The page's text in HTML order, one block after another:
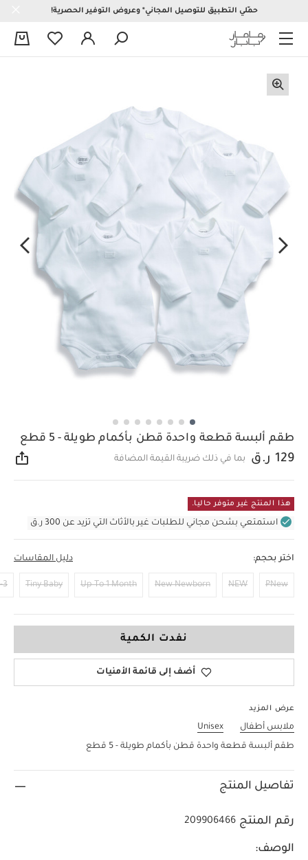
حمّلي التطبيق للتوصيل المجاني* وعروض التوفير الحصرية!
طقم ألبسة قطعة واحدة قطن بأكمام طويلة - 5 قطع
129 ر.ق بما في ذلك ضريبة القيمة المضافة
هذا المنتج غير متوفر حاليا.
استمتعي بشحن مجاني للطلبات غير بالأثاث التي تزيد عن 300 ر.ق
اختر بحجم: دليل المقاسات
PNew
NEW
New Newborn
Up To 1 Month
Tiny Baby
نفدت الكمية
أضف إلى قائمة الأمنيات
عرض المزيد
ملابس أطفال
Unisex
طقم ألبسة قطعة واحدة قطن بأكمام طويلة - 5 قطع
تفاصيل المنتج
رقم المنتج 209906466
الوصف: